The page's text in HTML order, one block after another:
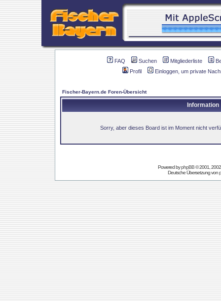
FAQ Suchen Mitgliederliste
Profil
Einloggen, um private
Fischer-Bayern.de Foren-Übersicht
Information
Sorry, aber dieses Board ist im Moment nicht
Powered byphpBB© 2001,
Deutsche Übersetzung von